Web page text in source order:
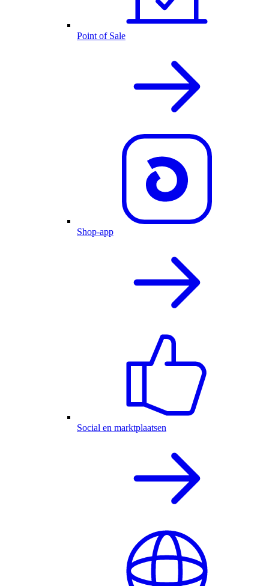
Point of Sale
Shop-app
Social en marktplaatsen